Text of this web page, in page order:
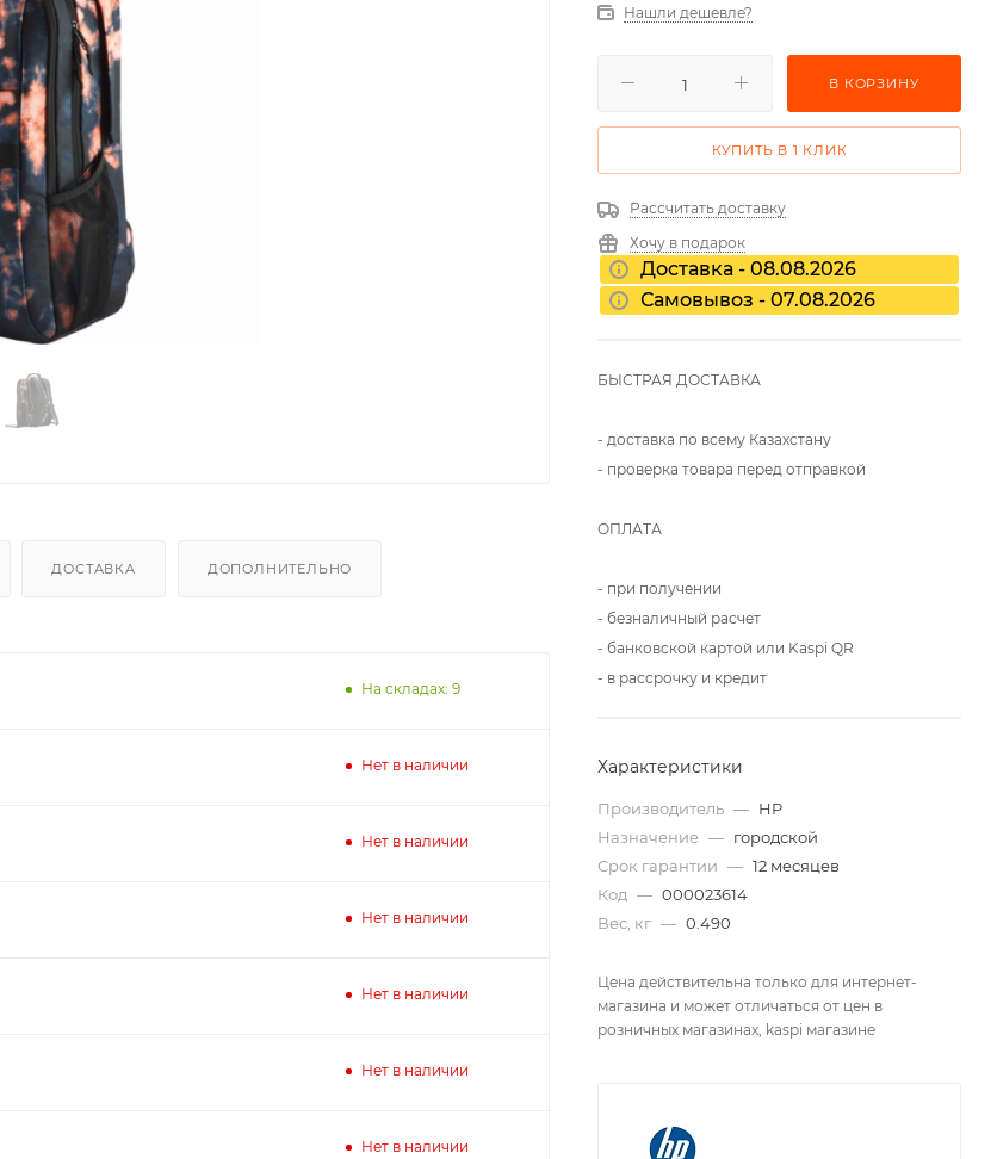
ДОСТАВКА ДОПОЛНИТЕЛЬНО
На складах: 9
Нет в наличии
Нет в наличии
Нет в наличии
Нет в наличии
Нет в наличии
Нет в наличии
Нашли дешевле?
В КОРЗИНУ
КУПИТЬ В 1 КЛИК
Рассчитать доставку
Хочу в подарок
Доставка - 08.08.2026
Самовывоз - 07.08.2026
БЫСТРАЯ ДОСТАВКА
- доставка по всему Казахстану
- проверка товара перед отправкой
ОПЛАТА
- при получении
- безналичный расчет
- банковской картой или Kaspi QR
- в рассрочку и кредит
Характеристики
Производитель — HP
Назначение — городской
Срок гарантии — 12 месяцев
Код — 000023614
Вес, кг — 0.490
Цена действительна только для интернет-
магазина и может отличаться от цен в
розничных магазинах, kaspi магазине